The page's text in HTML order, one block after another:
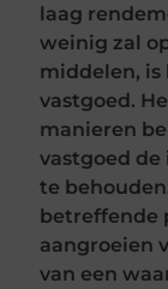
laag
weinig zal
middelen,
vastgoed.
manieren
vastgoed
te
betreffende
aangroeien
van een